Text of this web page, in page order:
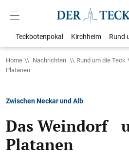
Teckbotenpokal Kirchheim Rund
Home Nachrichten Rund um die Teck
Platanen
Zwischen Neckar und Alb
Das Weindorf
Platanen